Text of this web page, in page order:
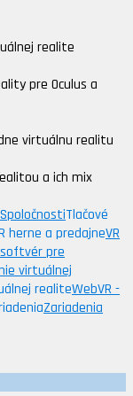
realite
pre Oculus a
virtuálnu realitu
a ich mix
SpoločnostiTlačové
herne a predajneVR
softvér pre
virtuálnej
realiteWebVR -
Zariadenia